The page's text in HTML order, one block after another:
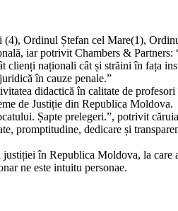
Ordinul Ștefan cel Mare(1),
iar potrivit Chambers &
naționali cât și străini în fața
în cauze penale.”
didactică în calitate de
de Justiție din Republica Moldova.
Șapte prelegeri.”, potrivit
promptitudine, dedicare și
în Republica Moldova, la
ne este intuitu personae.